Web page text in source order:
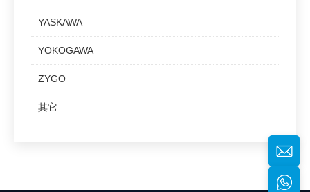
YASKAWA
YOKOGAWA
ZYGO
其它